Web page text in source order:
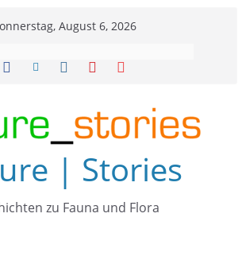
August 6, 2026
| Stories
zu Fauna und Flora